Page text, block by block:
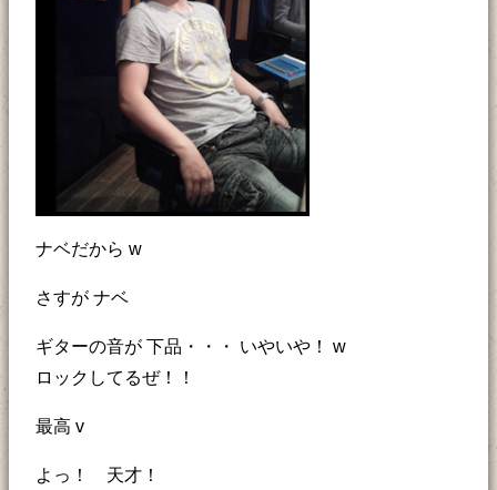
ナベだから w
さすが ナベ
ギターの音が 下品・・・ いやいや！ w
ロックしてるぜ！！
最高 v
よっ！ 天才！